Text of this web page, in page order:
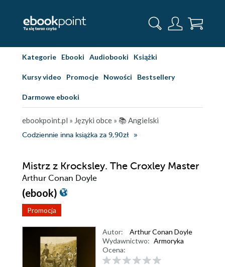
Kategorie Ebooki Audiobooki Książki
Kursy video Promocje Nowości Bestsellery
Darmowe ebooki
ebookpoint.pl » Języki obce » 📚 Angielski
Codziennie inna książka za 9,90zł
Mistrz z Krocksley. The Croxley Master
Arthur Conan Doyle
(ebook)
Promocja
Autor:
Arthur Conan Doyle
Wydawnictwo: Armoryka
Ocena: